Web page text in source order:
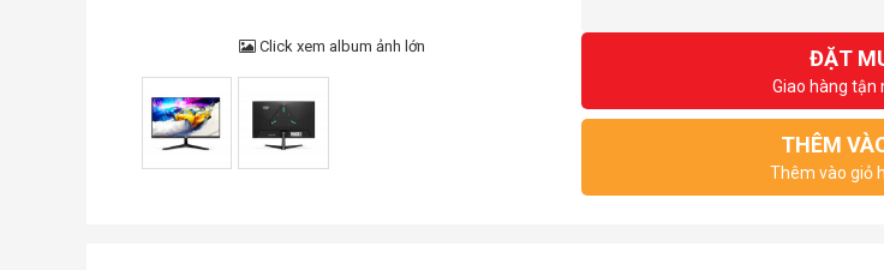
Click xem album ảnh lớn ĐẶT
Giao hàng tận
THÊM
Thêm vào giỏ